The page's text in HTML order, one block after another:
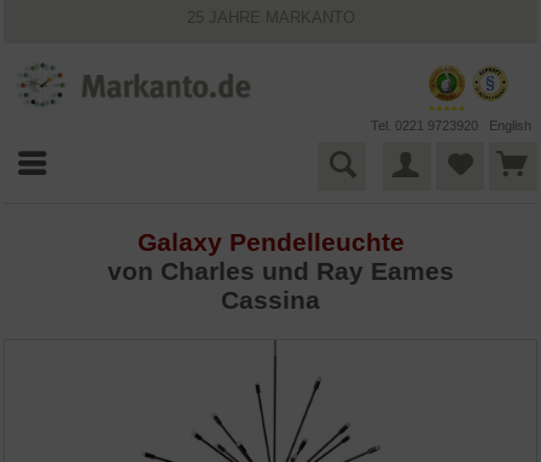
25 JAHRE MARKANTO
VIELFÄLTIGE ZAHLUNGSMÖGLICHKEITEN
BESTPRICE-GARANTIE
Tel. 0221 9723920 English
Galaxy Pendelleuchte
von Charles und Ray Eames
Cassina